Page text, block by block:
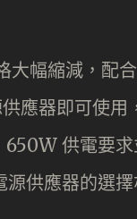
大幅縮減，配
應器即可使
供電要
供應器的選